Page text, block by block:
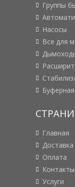
Группы
Насосы
Все для
Главная
Доставка
Оплата
Контакты
Услуги